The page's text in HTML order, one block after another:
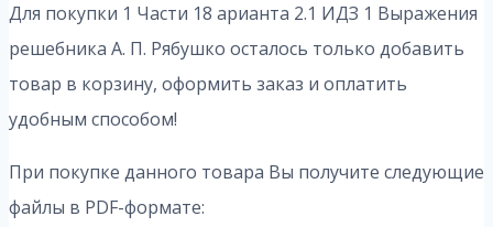
Для покупки 1 Части 18 арианта 2.1 ИДЗ 1 Выражения
решебника А. П. Рябушко осталось только добавить
товар в корзину, оформить заказ и оплатить
удобным способом!
При покупке данного товара Вы получите следующие
файлы в PDF-формате: